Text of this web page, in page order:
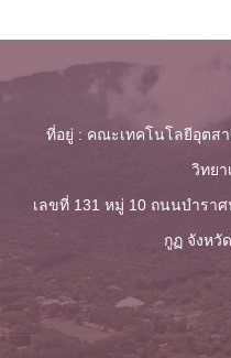
ที่อยู่ : คณะเทคโนโลยีอุตส
วิทย
เลขที่ 131 หมู่ 10 ถนนบำรา
กูฏ จังหวั